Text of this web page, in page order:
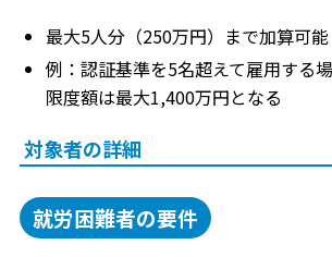
最大5人分（250万円）まで加算可能
例：認証基準を5名超えて雇用する
限度額は最大1,400万円となる
対象者の詳細
就労困難者の要件